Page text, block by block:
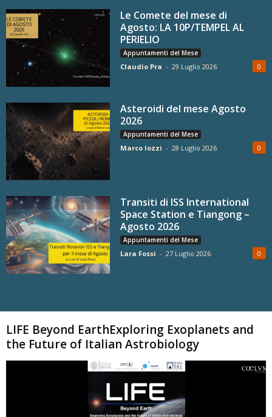
Le Comete del mese di
Agosto: LA 10P/TEMPEL AL
PERIELIO
Appuntamenti del Mese
Claudio Pra - 29 Luglio 2026 0
Asteroidi del mese Agosto
2026
Appuntamenti del Mese
Marco Iozzi - 28 Luglio 2026 0
Transiti di ISS International
Space Station e Tiangong –
Agosto 2026
Appuntamenti del Mese
Lara Fossi - 27 Luglio 2026 0
LIFE Beyond EarthExploring Exoplanets and
the Future of Italian Astrobiology